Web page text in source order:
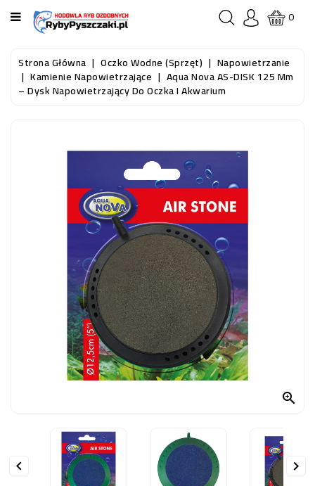
KATEGORIA
STRONA
GŁÓWNA
AKWARYSTYKA
0
Strona Główna Oczko Wodne (sprzęt) Napowietrzanie
Kamienie Napowietrzające Aqua Nova AS-DISK 125 Mm
– Dysk Napowietrzający Do Oczka I Akwarium

 